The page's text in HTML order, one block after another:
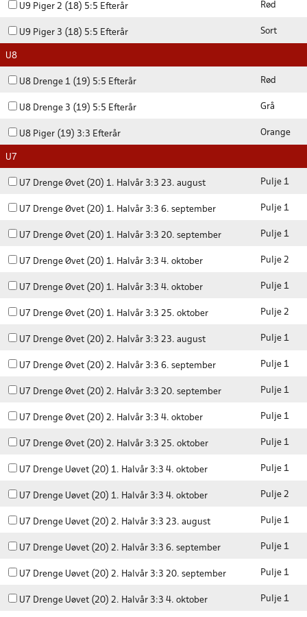
U9 Piger 2 (18) 5:5 Efterår Rød
U9 Piger 3 (18) 5:5 Efterår Sort
U8
U8 Drenge 1 (19) 5:5 Efterår Rød
U8 Drenge 3 (19) 5:5 Efterår Grå
U8 Piger (19) 3:3 Efterår Orange
U7
U7 Drenge Øvet (20) 1. Halvår 3:3 23. august Pulje 1
U7 Drenge Øvet (20) 1. Halvår 3:3 6. september Pulje 1
U7 Drenge Øvet (20) 1. Halvår 3:3 20. september Pulje 1
U7 Drenge Øvet (20) 1. Halvår 3:3 4. oktober Pulje 2
U7 Drenge Øvet (20) 1. Halvår 3:3 4. oktober Pulje 1
U7 Drenge Øvet (20) 1. Halvår 3:3 25. oktober Pulje 2
U7 Drenge Øvet (20) 2. Halvår 3:3 23. august Pulje 1
U7 Drenge Øvet (20) 2. Halvår 3:3 6. september Pulje 1
U7 Drenge Øvet (20) 2. Halvår 3:3 20. september Pulje 1
U7 Drenge Øvet (20) 2. Halvår 3:3 4. oktober Pulje 1
U7 Drenge Øvet (20) 2. Halvår 3:3 25. oktober Pulje 1
U7 Drenge Uøvet (20) 1. Halvår 3:3 4. oktober Pulje 1
U7 Drenge Uøvet (20) 1. Halvår 3:3 4. oktober Pulje 2
U7 Drenge Uøvet (20) 2. Halvår 3:3 23. august Pulje 1
U7 Drenge Uøvet (20) 2. Halvår 3:3 6. september Pulje 1
U7 Drenge Uøvet (20) 2. Halvår 3:3 20. september Pulje 1
U7 Drenge Uøvet (20) 2. Halvår 3:3 4. oktober Pulje 1